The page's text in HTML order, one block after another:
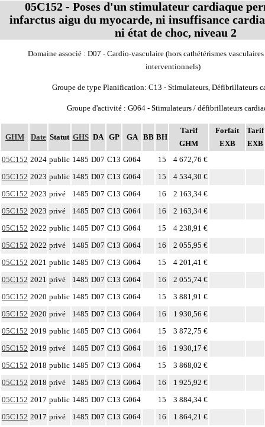
GHM Date Statut GHS DA GP GA BB BH
Tarif
GHM
Forfait
EXB
Tarif
EXB
05C152 2024 public 1485 D07 C13 G064 15
4 672,76 €
05C152 2023 public 1485 D07 C13 G064 15
4 534,30 €
05C152 2023 privé 1485 D07 C13 G064 16
2 163,34 €
05C152 2023 privé 1485 D07 C13 G064 16
2 163,34 €
05C152 2022 public 1485 D07 C13 G064 15
4 238,91 €
05C152 2022 privé 1485 D07 C13 G064 16
2 055,95 €
05C152 2021 public 1485 D07 C13 G064 15
4 201,41 €
05C152 2021 privé 1485 D07 C13 G064 16
2 055,74 €
05C152 2020 public 1485 D07 C13 G064 15
3 881,91 €
05C152 2020 privé 1485 D07 C13 G064 16
1 930,56 €
05C152 2019 public 1485 D07 C13 G064 15
3 872,75 €
05C152 2019 privé 1485 D07 C13 G064 16
1 930,17 €
05C152 2018 public 1485 D07 C13 G064 15
3 868,02 €
05C152 2018 privé 1485 D07 C13 G064 16
1 925,92 €
05C152 2017 public 1485 D07 C13 G064 15
3 884,34 €
05C152 2017 privé 1485 D07 C13 G064 16
1 864,21 €
05C152 - Poses d'un stimulateur cardiaque
infarctus aigu du myocarde, ni insuffisance
ni état de choc, niveau 2
Domaine associé : D07 - Cardio-vasculaire (hors cathétérismes
interventionnels)
Groupe de type Planification: C13 - Stimulateurs, Défibrillateurs
Groupe d'activité : G064 - Stimulateurs / défibrillateurs